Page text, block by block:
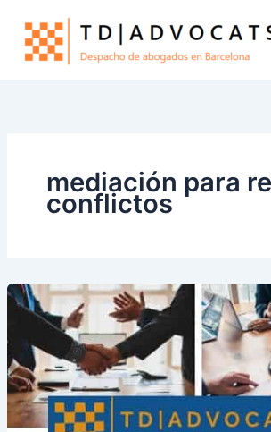
contenido
mediación para
conflictos